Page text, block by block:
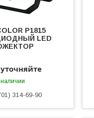
P1815
LED
наличии
314-69-90